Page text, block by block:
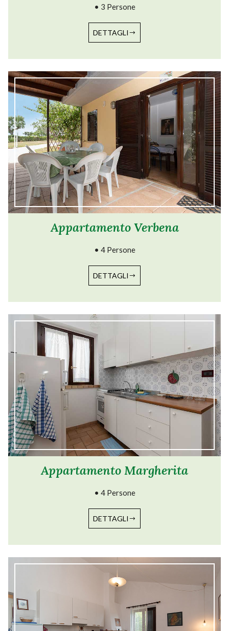
• 3 Persone
DETTAGLI
Appartamento Verbena
• 4 Persone
DETTAGLI
Appartamento Margherita
• 4 Persone
DETTAGLI